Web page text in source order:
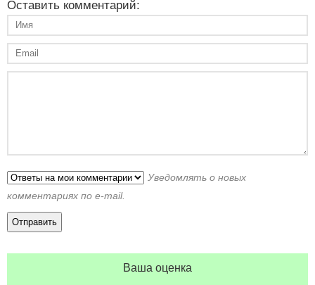
Оставить комментарий:
Уведомлять о новых
комментариях по e-mail.
Ваша оценка